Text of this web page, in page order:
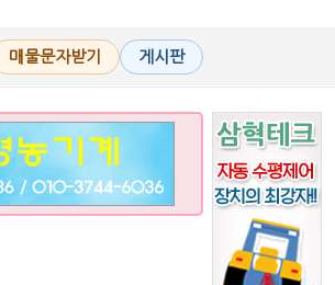
매물문자받기 게시판